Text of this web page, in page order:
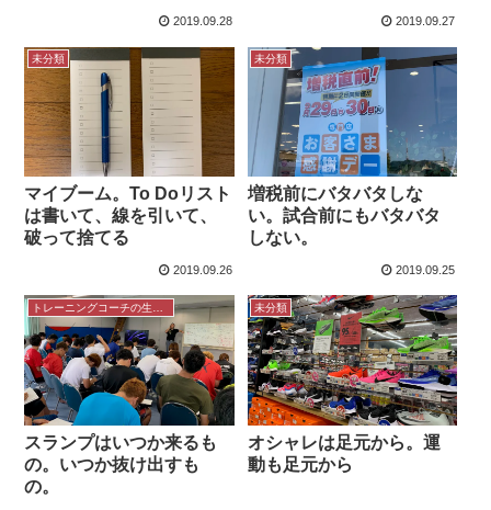
2019.09.28 2019.09.27
未分類
マイブーム。To Doリスト
は書いて、線を引いて、
破って捨てる
2019.09.26
未分類
増税前にバタバタしな
い。試合前にもバタバタ
しない。
2019.09.25
スランプはいつか来るも
の。いつか抜け出すも
の。
未分類
オシャレは足元から。運
動も足元から